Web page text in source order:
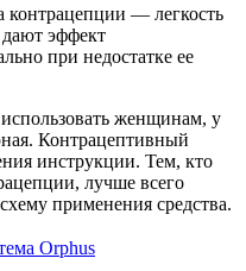
— легкость
эффект
при недостатке ее
женщинам, у
Контрацептивный
инструкции. Тем, кто
лучше всего
применения средства.